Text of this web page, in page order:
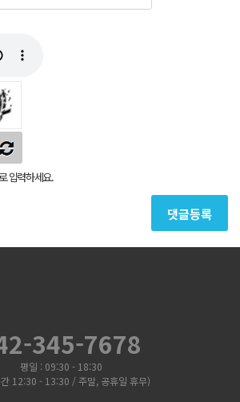
입력하세요.
댓글등록
345-7678
평일 : 09:30 - 18:30
12:30 - 13:30 / 주말, 공휴일 휴무)